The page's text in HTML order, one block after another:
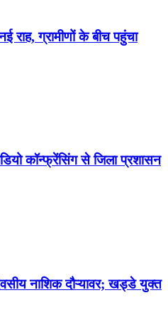
ग्रामीणों के बीच पहुंचा
कॉन्फ्रेंसिंग से जिला प्रशासन
नाशिक दौऱ्यावर; खड्डे युक्त